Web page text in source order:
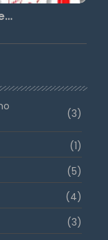
(3)
(1)
(5)
(4)
(3)